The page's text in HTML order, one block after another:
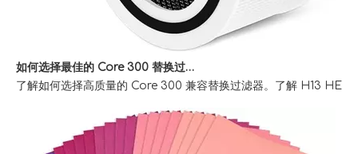
了解如何选择高质量的 Core 300 兼容替换过滤器。了解 H13